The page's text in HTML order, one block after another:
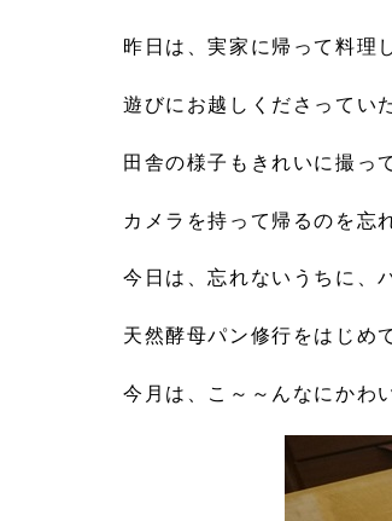
昨日は、実家に帰って料理
遊びにお越しくださってい
田舎の様子もきれいに撮っ
カメラを持って帰るのを忘
今日は、忘れないうちに、
天然酵母パン修行をはじめ
今月は、こ～～んなにかわ